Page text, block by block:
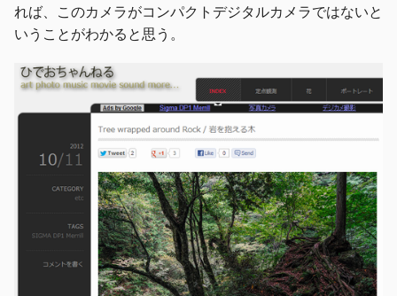
れば、このカメラがコンパクトデジタルカメラではないと
いうことがわかると思う。